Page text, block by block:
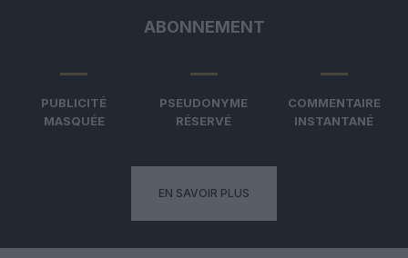
ABONNEMENT
PUBLICITÉ
MASQUÉE
PSEUDONYME
RÉSERVÉ
COMMENTAIRE
INSTANTANÉ
EN SAVOIR PLUS